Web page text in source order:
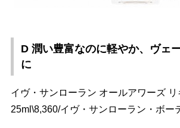
D 潤い豊富なのに軽やか、ヴェ
に
イヴ・サンローラン オールアワーズ リ
25ml\8,360/イヴ・サンローラン・ボー